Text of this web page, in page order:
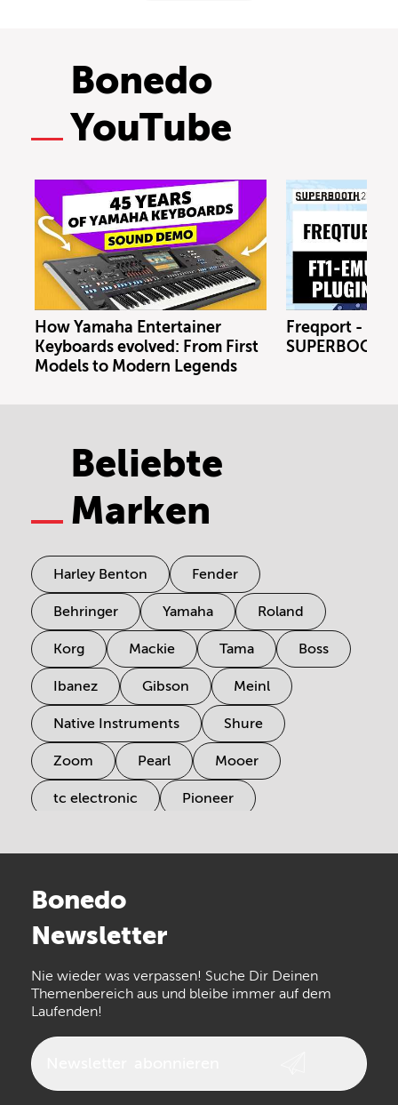
Bonedo
YouTube
How Yamaha Entertainer
Keyboards evolved: From First
Models to Modern Legends
Freqport -
Beliebte
Marken
Harley Benton Fender
Behringer Yamaha Roland
Korg Mackie Tama Boss
Ibanez Gibson Meinl
Native Instruments Shure
Zoom Pearl Mooer
tc electronic Pioneer
Arturia
the t.bone
Walrus Audio Epiphone
Bonedo
Newsletter
Nie wieder was verpassen! Suche Dir Deinen
Themenbereich aus und bleibe immer auf dem
Laufenden!